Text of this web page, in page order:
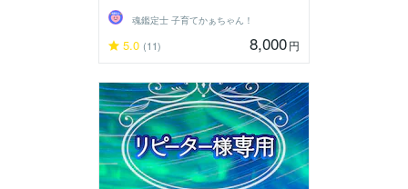
魂鑑定士 子育てかぁちゃん！
5.0 (11) 8,000円